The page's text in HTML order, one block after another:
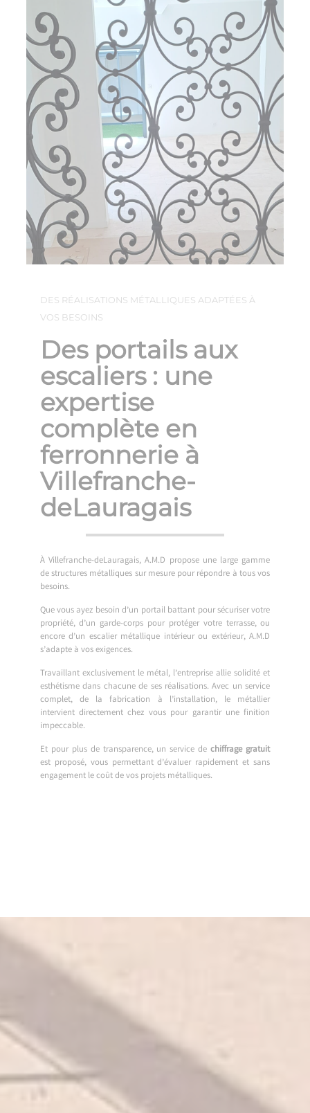
DES RÉALISATIONS MÉTALLIQUES ADAPTÉES À
VOS BESOINS
Des portails aux
escaliers : une
expertise
complète en
ferronnerie à
Villefranche-
deLauragais
À Villefranche-deLauragais, A.M.D propose une large gamme
de structures métalliques sur mesure pour répondre à tous vos
besoins.
Que vous ayez besoin d’un portail battant pour sécuriser votre
propriété, d’un garde-corps pour protéger votre terrasse, ou
encore d’un escalier métallique intérieur ou extérieur, A.M.D
s’adapte à vos exigences.
Travaillant exclusivement le métal, l’entreprise allie solidité et
esthétisme dans chacune de ses réalisations. Avec un service
complet, de la fabrication à l’installation, le métallier
intervient directement chez vous pour garantir une finition
impeccable.
Et pour plus de transparence, un service dechiffrage gratuit
est proposé, vous permettant d’évaluer rapidement et sans
engagement le coût de vos projets métalliques.